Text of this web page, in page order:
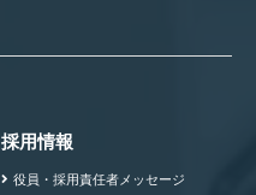
採用情報
役員・採用責任者メッセージ